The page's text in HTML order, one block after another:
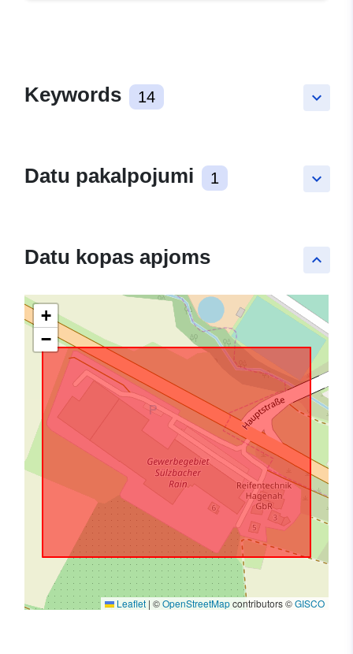
keyboard_arrow_down
Keywords 14
keyboard_arrow_down
Datu pakalpojumi 1
keyboard_arrow_up
Datu kopas apjoms
+
−
Leaflet | ©OpenStreetMapcontributors ©GISCO